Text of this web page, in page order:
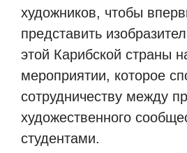
художников, чтобы
представить
этой Карибской страны
мероприятии, которое
сотрудничеству между
художественного
студентами.